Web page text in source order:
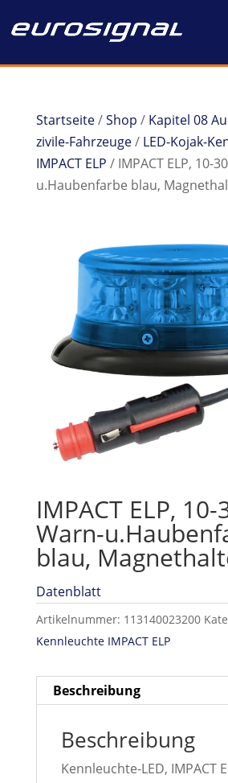
Startseite/Shop / Kapitel 08
zivile-Fahrzeuge/ LED-Kojak-
IMPACT ELP / IMPACT ELP, 10-
u.Haubenfarbe blau,
IMPACT ELP, 10-
Warn-
blau,
Datenblatt
Artikelnummer: 113140023200
Kennleuchte IMPACT ELP
Beschreibung
Beschreibung
Kennleuchte-LED, IMPACT